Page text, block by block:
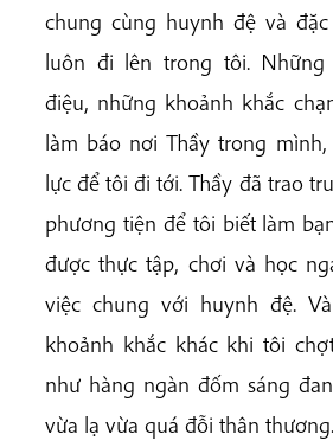
chung cùng huynh đệ và
luôn đi lên trong tôi.
điệu, những khoảnh khắc
làm báo nơi Thầy trong
lực để tôi đi tới. Thầy đã trao
phương tiện để tôi biết làm
được thực tập, chơi và học
việc chung với huynh đệ.
khoảnh khắc khác khi tôi
như hàng ngàn đốm sáng
vừa lạ vừa quá đỗi thân thương.